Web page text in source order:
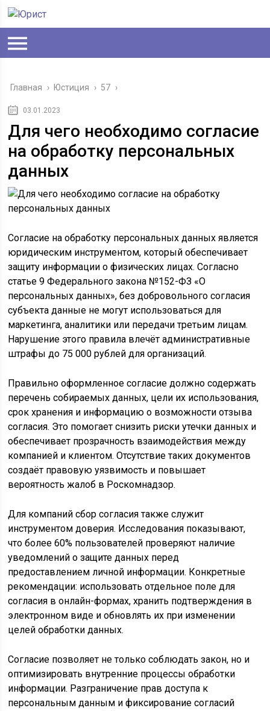
Главная › Юстиция › 57 ›
03.01.2023
Для чего необходимо согласие
на обработку персональных
данных
Согласие на обработку персональных данных является
юридическим инструментом, который обеспечивает
защиту информации о физических лицах. Согласно
статье 9 Федерального закона №152-ФЗ «О
персональных данных», без добровольного согласия
субъекта данные не могут использоваться для
маркетинга, аналитики или передачи третьим лицам.
Нарушение этого правила влечёт административные
штрафы до 75 000 рублей для организаций.
Правильно оформленное согласие должно содержать
перечень собираемых данных, цели их использования,
срок хранения и информацию о возможности отзыва
согласия. Это помогает снизить риски утечки данных и
обеспечивает прозрачность взаимодействия между
компанией и клиентом. Отсутствие таких документов
создаёт правовую уязвимость и повышает
вероятность жалоб в Роскомнадзор.
Для компаний сбор согласия также служит
инструментом доверия. Исследования показывают,
что более 60% пользователей проверяют наличие
уведомлений о защите данных перед
предоставлением личной информации. Конкретные
рекомендации: использовать отдельное поле для
согласия в онлайн-формах, хранить подтверждения в
электронном виде и обновлять их при изменении
целей обработки данных.
Согласие позволяет не только соблюдать закон, но и
оптимизировать внутренние процессы обработки
информации. Разграничение прав доступа к
персональным данным и фиксирование согласий